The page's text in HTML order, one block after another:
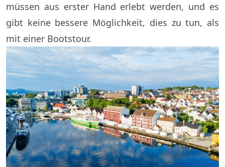
müssen aus erster Hand erlebt werden, und es
gibt keine bessere Möglichkeit, dies zu tun, als
mit einer Bootstour.